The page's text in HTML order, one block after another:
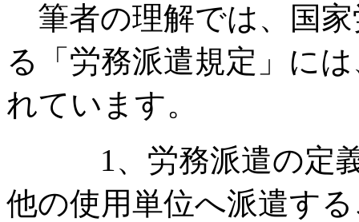
筆者の理解では、国
る「労務派遣規定」に
れています。
1、労務派遣の定義
他の使用単位へ派遣す